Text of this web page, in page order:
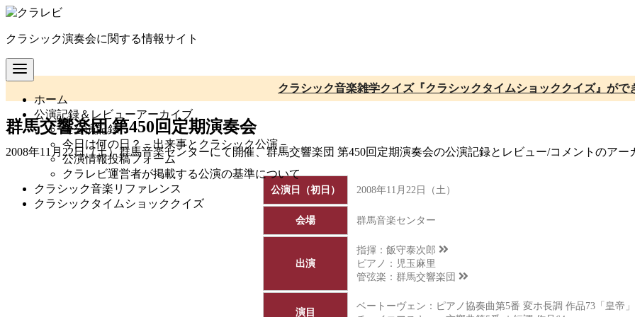
コ
テ
ン
ツ
移
動
クラシック演奏会に関する情報サイト
ホーム
公演記録＆レビューアーカイブ
全公演記録
今日は何の日？－出来事とクラシック公演－
公演情報投稿フォーム
クラレビ運営者が掲載する公演の基準について
クラシック音楽リファレンス
クラシックタイムショッククイズ
クラシック音楽雑学クイズ『クラシックタイムショッククイズ』がで
群馬交響楽団 第450回定期演奏会
2008年11月22日（土）群馬音楽センターにて開催、群馬交響楽団 第450回定期演奏会の公演記録とレビュー/コメントのアー
公演日（初日） 2008年11月22日（土）
会場 群馬音楽センター
出演
指揮： 飯守泰次郎
ピアノ：児玉麻里
管弦楽： 群馬交響楽団
演目
ベートーヴェン：ピアノ協奏曲第5番 変ホ長調 作品73「皇帝」